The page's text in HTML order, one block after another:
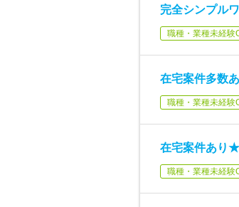
完全シンプル
職種・業種未経験
在宅案件多数
職種・業種未経験
在宅案件あり
職種・業種未経験